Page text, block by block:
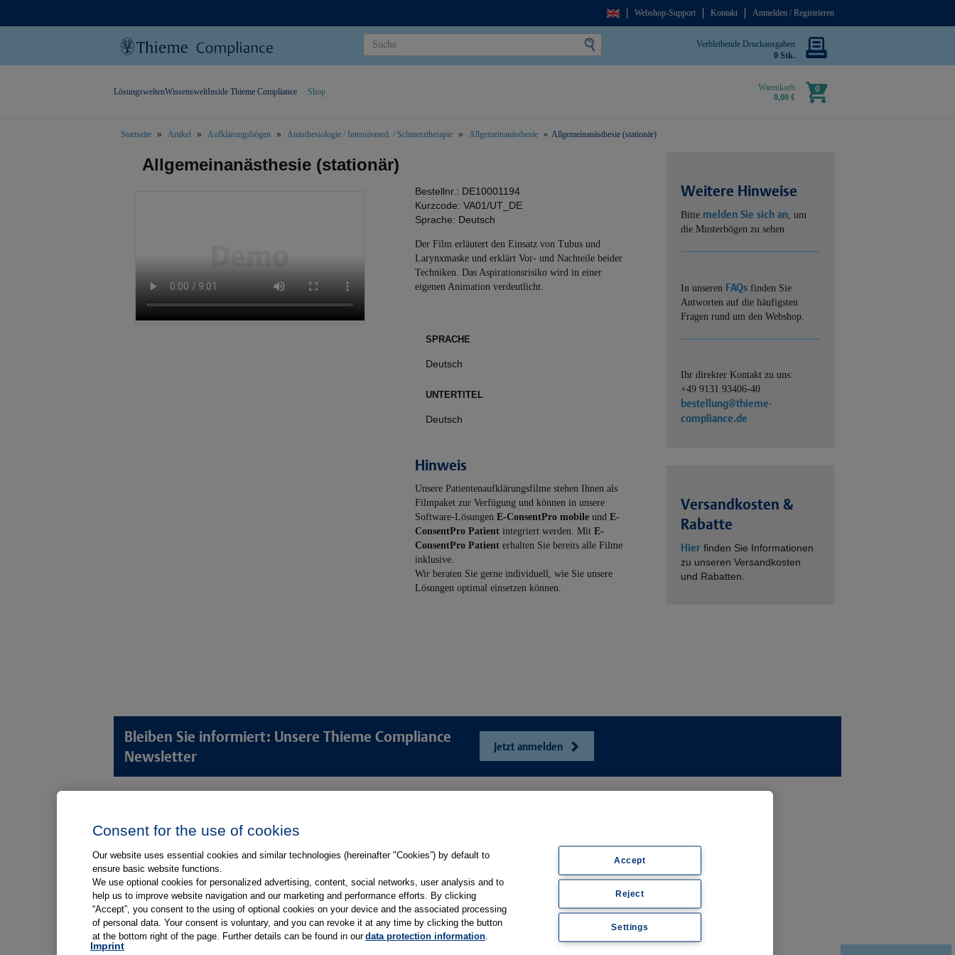
Webshop-Support Kontakt Anmelden / Registrieren
Verbleibende Druckausgaben
0 Stk.
Warenkorb
0,00 €
0
LösungsweltenWissensweltInside Thieme Compliance Shop
Startseite Artikel Aufklärungsbögen Anästhesiologie / Intensivmed. / Schmerztherapie Allgemeinanästhesie Allgemeinanästhesie (stationär)
Allgemeinanästhesie (stationär)
Bestellnr.: DE10001194
Kurzcode: VA01/UT_DE
Sprache: Deutsch
Der Film erläutert den Einsatz von Tubus und
Larynxmaske und erklärt Vor- und Nachteile beider
Techniken. Das Aspirationsrisiko wird in einer
eigenen Animation verdeutlicht.
SPRACHE
Deutsch
UNTERTITEL
Deutsch
Hinweis
Unsere Patientenaufklärungsfilme stehen Ihnen als
Filmpaket zur Verfügung und können in unsere
Software-Lösungen E-ConsentPro mobile und E-
ConsentPro Patient integriert werden. Mit E-
ConsentPro Patient erhalten Sie bereits alle Filme
inklusive.
Wir beraten Sie gerne individuell, wie Sie unsere
Lösungen optimal einsetzen können.
Weitere Hinweise
Bitte melden Sie sich an, um
die Musterbögen zu sehen.
In unseren FAQs finden Sie
Antworten auf die häufigsten
Fragen rund um den Webshop.
Ihr direkter Kontakt zu uns:
+49 9131 93406-40
bestellung@thieme-
compliance.de
Versandkosten &
Rabatte
Hier finden Sie Informationen
zu unseren Versandkosten
und Rabatten.
Bleiben Sie informiert: Unsere Thieme Compliance
Newsletter
Jetzt anmelden
Anamnese von Patient*innen
Aufnahme von Patient*innen
Aufklärung von Patient*innen
Kliniken
Medizinische Versorgungszentren
Arztpraxen
Digitale Lösungen
Aufklärungsbögen
Produkt-Hilfe
Support
Whitepaper & Infomaterial
Kontakt
Web-Semniare
Anwenderberichte
Consent for the use of cookies
Our website uses essential cookies and similar technologies (hereinafter "Cookies”) by default to
ensure basic website functions.
We use optional cookies for personalized advertising, content, social networks, user analysis and to
help us to improve website navigation and our marketing and performance efforts. By clicking
“Accept”, you consent to the using of optional cookies on your device and the associated processing
of personal data. Your consent is voluntary, and you can revoke it at any time by clicking the button
at the bottom right of the page. Further details can be found in ourdata protection information.
Imprint
Accept
Reject
Settings